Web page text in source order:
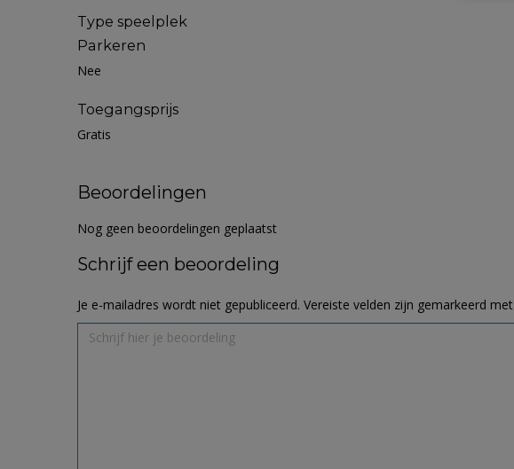
Type speelplek
Parkeren
Nee
Toegangsprijs
Gratis
Beoordelingen
Nog geen beoordelingen geplaatst
Schrijf een beoordeling
Je e-mailadres wordt niet gepubliceerd. Vereiste velden zijn gemarkeerd met